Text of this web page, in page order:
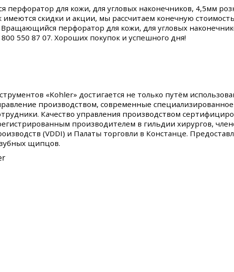
для кожи, для угловых наконечников, 4,5мм
имеются скидки и акции, мы рассчитаем конечную
Вращающийся перфоратор для кожи, для угловых
550 87 07. Хороших покупок и успешного дня!
«Kohler» достигается не только путём
производством, современные
Качество управления производством
производителем в гильдии хирургов,
(VDDI) и Палаты торговли в Констанце.
щипцов.